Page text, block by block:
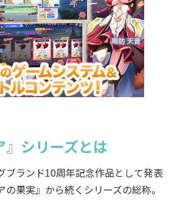
』シリーズとは
ブランド10周年記念作品として発表
の果実』から続くシリーズの総称。